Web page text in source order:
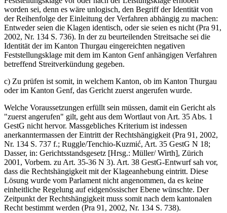
worden sei, denn es wäre unlogisch, den Begriff der Identität von
der Reihenfolge der Einleitung der Verfahren abhängig zu machen:
Entweder seien die Klagen identisch, oder sie seien es nicht (Pra 91,
2002, Nr. 134 S. 736). In der zu beurteilenden Streitsache sei die
Identität der im Kanton Thurgau eingereichten negativen
Feststellungsklage mit dem im Kanton Genf anhängigen Verfahren
betreffend Streitverkündung gegeben.
c) Zu prüfen ist somit, in welchem Kanton, ob im Kanton Thurgau
oder im Kanton Genf, das Gericht zuerst angerufen wurde.
Welche Voraussetzungen erfüllt sein müssen, damit ein Gericht als
"zuerst angerufen" gilt, geht aus dem Wortlaut von Art. 35 Abs. 1
GestG nicht hervor. Massgebliches Kriterium ist indessen
anerkanntermassen der Eintritt der Rechtshängigkeit (Pra 91, 2002,
Nr. 134 S. 737 f.; Ruggle/Tenchio-Kuzmić, Art. 35 GestG N 18;
Dasser, in: Gerichtsstandsgesetz [Hrsg.: Müller/ Wirth], Zürich
2001, Vorbem. zu Art. 35-36 N 3). Art. 38 GestG-Entwurf sah vor,
dass die Rechtshängigkeit mit der Klageanhebung eintritt. Diese
Lösung wurde vom Parlament nicht angenommen, da es keine
einheitliche Regelung auf eidgenössischer Ebene wünschte. Der
Zeitpunkt der Rechtshängigkeit muss somit nach dem kantonalen
Recht bestimmt werden (Pra 91, 2002, Nr. 134 S. 738).